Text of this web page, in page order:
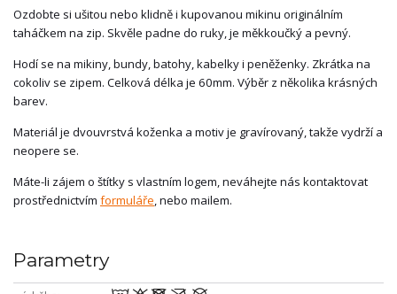
Ozdobte si ušitou nebo klidně i kupovanou mikinu originálním
taháčkem na zip. Skvěle padne do ruky, je měkkoučký a pevný.
Hodí se na mikiny, bundy, batohy, kabelky i peněženky. Zkrátka na
cokoliv se zipem. Celková délka je 60mm. Výběr z několika krásných
barev.
Materiál je dvouvrstvá koženka a motiv je gravírovaný, takže vydrží a
neopere se.
Máte-li zájem o štítky s vlastním logem, neváhejte nás kontaktovat
prostřednictvím formuláře, nebo mailem.
Parametry